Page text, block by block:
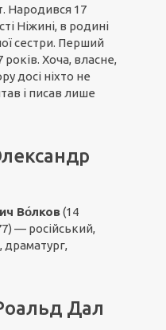
Народився 17
Ніжині, в родині
сестри. Перший
років. Хоча, власне,
досі ніхто не
і писав лише
Во́лков(14
— російський,
Дал